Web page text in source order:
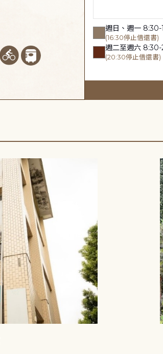
週日、週一
(16:30停止借還書)
週二至週六
(20:30停止借還書)